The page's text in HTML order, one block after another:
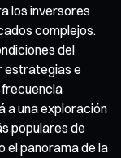
los inversores
complejos.
del
estrategias e
a una exploración
populares de
el panorama de la